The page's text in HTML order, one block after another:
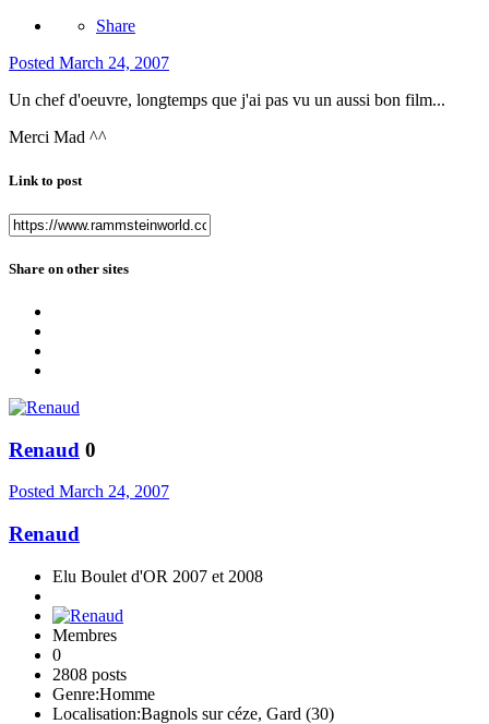
Share
Posted March 24, 2007
Un chef d'oeuvre, longtemps que j'ai pas vu un aussi bon film...
Merci Mad ^^
Link to post
Share on other sites
Renaud 0
Posted March 24, 2007
Renaud
Elu Boulet d'OR 2007 et 2008
Membres
0
2808 posts
Genre:Homme
Localisation:Bagnols sur céze, Gard (30)